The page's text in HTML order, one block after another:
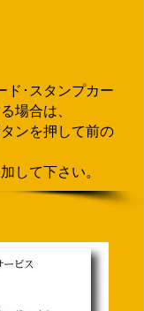
ド･スタンプカー
場合は、
ンを押して前の
して下さい。